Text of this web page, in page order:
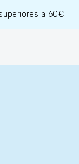
a 60€